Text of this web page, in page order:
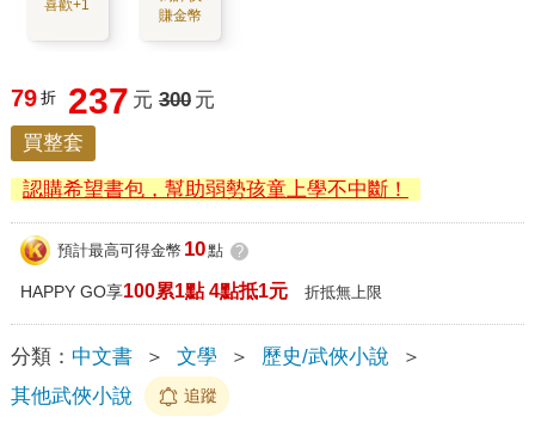
喜歡+1
賺金幣
79 折 237 元 300 元
買整套
認購希望書包，幫助弱勢孩童上學不中斷！
預計最高可得金幣 10點 ?
HAPPY GO享100累1點 4點抵1元 折抵無上限
分類： 中文書 ＞ 文學 ＞ 歷史/武俠小說
＞
其他武俠小說
追蹤